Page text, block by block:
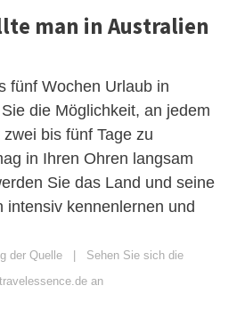
man in Australien
fünf Wochen Urlaub in
die Möglichkeit, an jedem
bis fünf Tage zu
in Ihren Ohren langsam
Sie das Land und seine
intensiv kennenlernen und
der Quelle | Sehen Sie sich die
an